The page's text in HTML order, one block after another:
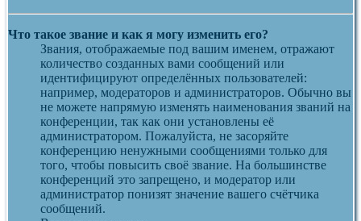
Что такое звание и как я могу изменить его?
Звания, отображаемые под вашим именем, отражают
количество созданных вами сообщений или
идентифицируют определённых пользователей:
например, модераторов и администраторов. Обычно вы
не можете напрямую изменять наименования званий на
конференции, так как они установлены её
администратором. Пожалуйста, не засоряйте
конференцию ненужными сообщениями только для
того, чтобы повысить своё звание. На большинстве
конференций это запрещено, и модератор или
администратор понизят значение вашего счётчика
сообщений.